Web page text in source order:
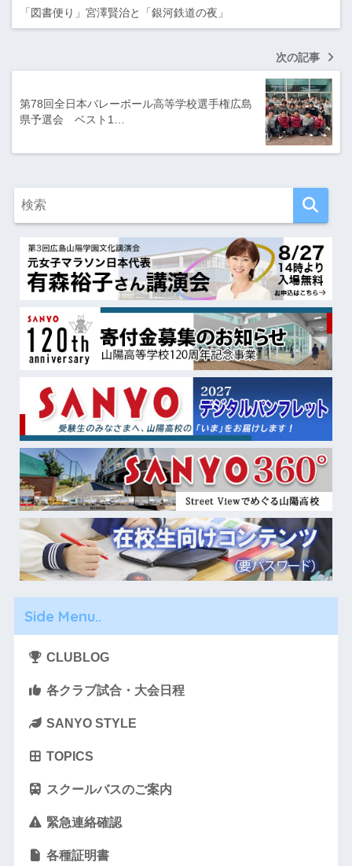
「図書便り」宮澤賢治と「銀河鉄道の夜」
次の記事
第78回全日本バレーボール高等学校選手権広島
県予選会 ベスト1…
Side Menu..
CLUBLOG
各クラブ試合・大会日程
SANYO STYLE
TOPICS
スクールバスのご案内
緊急連絡確認
各種証明書